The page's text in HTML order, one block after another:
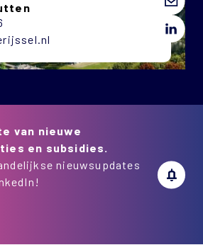
van nieuwe
en subsidies.
nieuwsupdates